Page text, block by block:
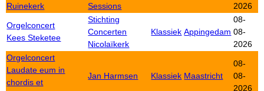
Ruinekerk
Sessions
2026
Orgelconcert
Kees Steketee
Stichting
Concerten
Nicolaïkerk
Klassiek Appingedam
08-
08-
2026
Orgelconcert
Laudate eum in
chordis et
Jan Harmsen Klassiek Maastricht
08-
08-
2026